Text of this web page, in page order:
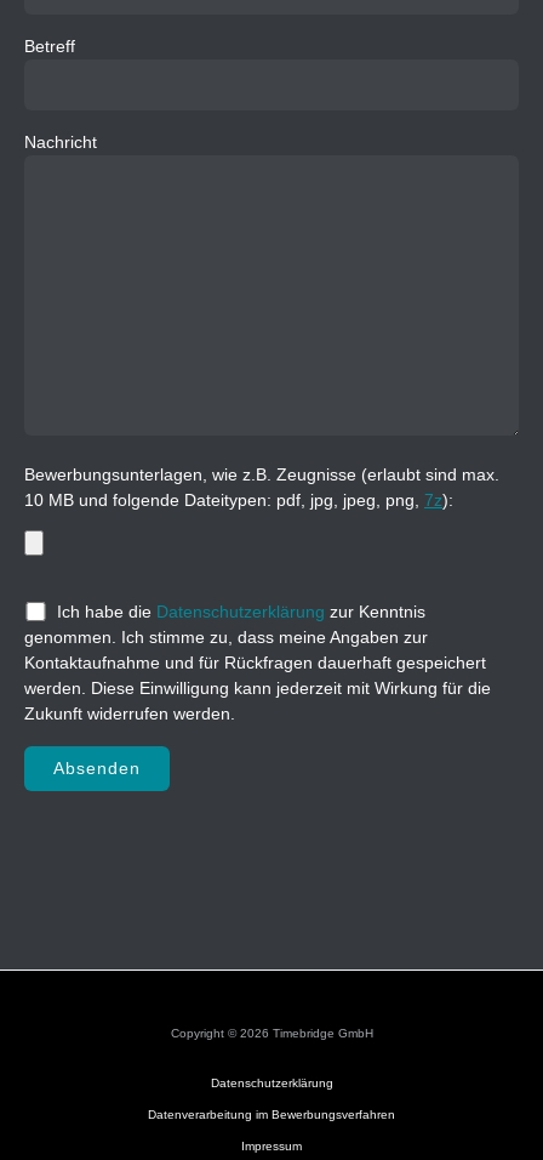
Betreff
Nachricht
Bewerbungsunterlagen, wie z.B. Zeugnisse (erlaubt sind max.
10 MB und folgende Dateitypen: pdf, jpg, jpeg, png, 7z):
Ich habe die Datenschutzerklärung zur Kenntnis
genommen. Ich stimme zu, dass meine Angaben zur
Kontaktaufnahme und für Rückfragen dauerhaft gespeichert
werden. Diese Einwilligung kann jederzeit mit Wirkung für die
Zukunft widerrufen werden.
Bitte lasse dieses Feld leer.
Copyright © 2026 Timebridge GmbH
Datenschutzerklärung
Datenverarbeitung im Bewerbungsverfahren
Impressum